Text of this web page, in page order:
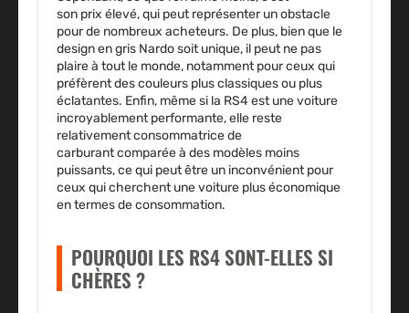
son prix élevé, qui peut représenter un obstacle
pour de nombreux acheteurs. De plus, bien que le
design en gris Nardo soit unique, il peut ne pas
plaire à tout le monde, notamment pour ceux qui
préfèrent des couleurs plus classiques ou plus
éclatantes. Enfin, même si la RS4 est une voiture
incroyablement performante, elle reste
relativementconsommatrice de
carburantcomparée à des modèles moins
puissants, ce qui peut être un inconvénient pour
ceux qui cherchent une voiture plus économique
en termes de consommation.
POURQUOI LES RS4 SONT-ELLES SI
CHÈRES ?